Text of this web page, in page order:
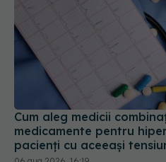
Cum aleg medicii
medicamente pentru
pacienți cu aceeași
tratamente diferite
06 aug 2026, 16:19